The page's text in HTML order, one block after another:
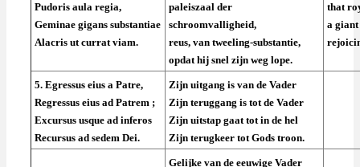
Pudoris aula regia,
Geminae gigans substantiae
Alacris ut currat viam.
paleiszaal der
schroomvalligheid,
reus, van tweeling-substantie,
opdat hij snel zijn weg lope.
that
a giant
5. Egressus eius a Patre,
Regressus eius ad Patrem ;
Excursus usque ad inferos
Recursus ad sedem Dei.
Zijn uitgang is van de Vader
Zijn teruggang is tot de Vader
Zijn uitstap gaat tot in de hel
Zijn terugkeer tot Gods troon.
Gelijke van de eeuwige Vader